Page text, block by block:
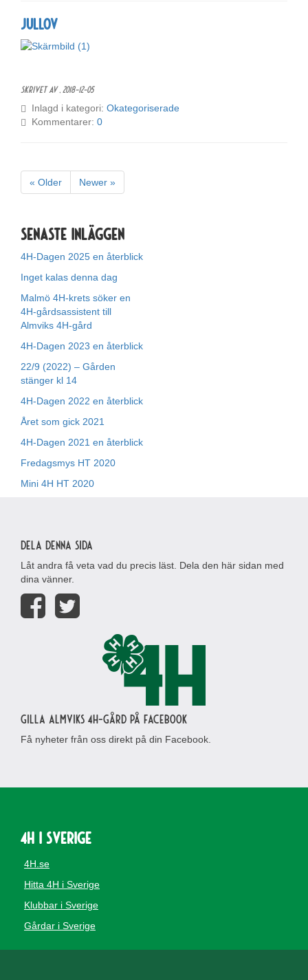
Jullov
Skrivet av ,2018-12-05
Inlagd i kategori: Okategoriserade
Kommentarer: 0
« Older Newer »
Senaste inläggen
4H-Dagen 2025 en återblick
Inget kalas denna dag
Malmö 4H-krets söker en
4H-gårdsassistent till
Almviks 4H-gård
4H-Dagen 2023 en återblick
22/9 (2022) – Gården
stänger kl 14
4H-Dagen 2022 en återblick
Året som gick 2021
4H-Dagen 2021 en återblick
Fredagsmys HT 2020
Mini 4H HT 2020
Dela denna sida
Låt andra få veta vad du precis läst. Dela den här sidan med
dina vänner.
Gilla Almviks 4H-gård på Facebook
Få nyheter från oss direkt på din Facebook.
4H i Sverige
4H.se
Hitta 4H i Sverige
Klubbar i Sverige
Gårdar i Sverige